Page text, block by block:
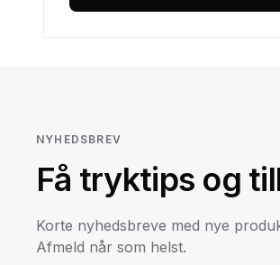
NYHEDSBREV
Få tryktips og
Korte nyhedsbreve med nye
Afmeld når som helst.